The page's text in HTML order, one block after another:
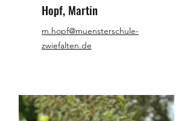
Hopf, Martin
m.hopf@muensterschule-
zwiefalten.de